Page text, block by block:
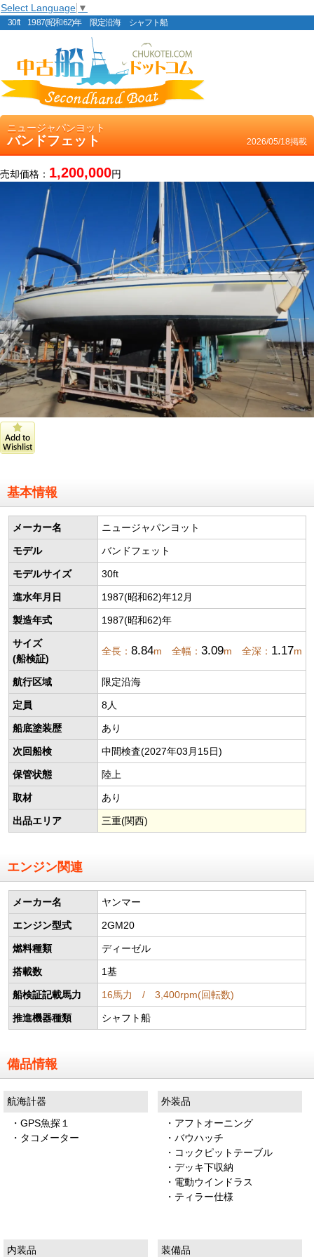
Select Language ▼
30ft 1987(昭和62)年 限定沿海 シャフト船
ニュージャパンヨット
バンドフェット 2026/05/18掲載
売却価格： 1,200,000円
基本情報
メーカー名 ニュージャパンヨット
モデル バンドフェット
モデルサイズ 30ft
進水年月日 1987(昭和62)年12月
製造年式 1987(昭和62)年
サイズ
(船検証)
全長： 8.84m 全幅： 3.09m 全深： 1.17m
航行区域 限定沿海
定員 8人
船底塗装歴 あり
次回船検 中間検査(2027年03月15日)
保管状態 陸上
取材 あり
出品エリア 三重(関西)
エンジン関連
メーカー名 ヤンマー
エンジン型式 2GM20
燃料種類 ディーゼル
搭載数 1基
船検証記載馬力 16馬力 / 3,400rpm(回転数)
推進機器種類 シャフト船
備品情報
航海計器
・GPS魚探１
・タコメーター
外装品
・アフトオーニング
・バウハッチ
・コックピットテーブル
・デッキ下収納
・電動ウインドラス
・ティラー仕様
内装品 装備品